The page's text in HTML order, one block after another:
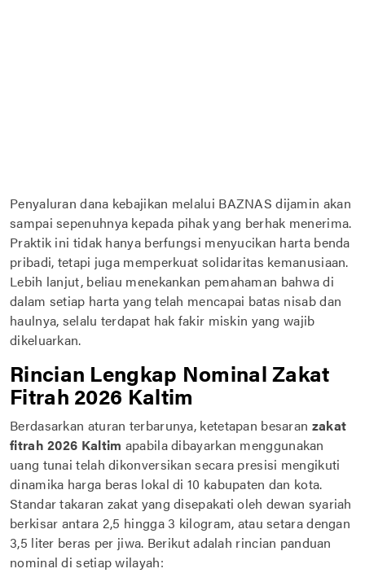
Penyaluran dana kebajikan melalui BAZNAS dijamin akan
sampai sepenuhnya kepada pihak yang berhak menerima.
Praktik ini tidak hanya berfungsi menyucikan harta benda
pribadi, tetapi juga memperkuat solidaritas kemanusiaan.
Lebih lanjut, beliau menekankan pemahaman bahwa di
dalam setiap harta yang telah mencapai batas nisab dan
haulnya, selalu terdapat hak fakir miskin yang wajib
dikeluarkan.
Rincian Lengkap Nominal Zakat
Fitrah 2026 Kaltim
Berdasarkan aturan terbarunya, ketetapan besaran zakat
fitrah 2026 Kaltim apabila dibayarkan menggunakan
uang tunai telah dikonversikan secara presisi mengikuti
dinamika harga beras lokal di 10 kabupaten dan kota.
Standar takaran zakat yang disepakati oleh dewan syariah
berkisar antara 2,5 hingga 3 kilogram, atau setara dengan
3,5 liter beras per jiwa. Berikut adalah rincian panduan
nominal di setiap wilayah: